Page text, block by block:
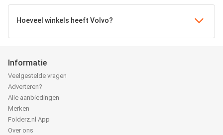
Hoeveel winkels heeft Volvo?
Informatie
Veelgestelde vragen
Adverteren?
Alle aanbiedingen
Merken
Folderz.nl App
Over ons